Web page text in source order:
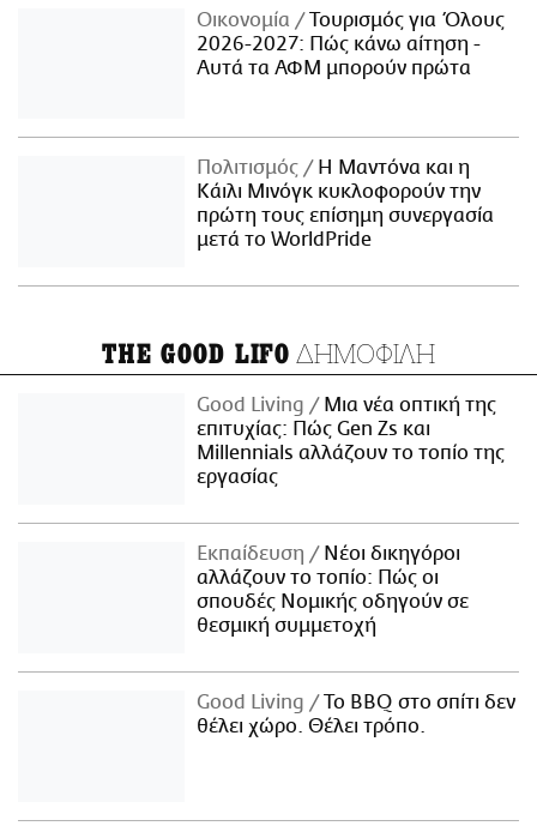
Οικονομία
Τουρισμός για Όλους
2026-2027: Πώς κάνω αίτηση -
Αυτά τα ΑΦΜ μπορούν πρώτα
Πολιτισμός
Η Μαντόνα και η
Κάιλι Μινόγκ κυκλοφορούν την
πρώτη τους επίσημη συνεργασία
μετά το WorldPride
THE GOOD LIFO ΔΗΜΟΦΙΛΗ
Good Living
Μια νέα οπτική της
επιτυχίας: Πώς Gen Zs και
Millennials αλλάζουν το τοπίο της
εργασίας
Εκπαίδευση
Νέοι δικηγόροι
αλλάζουν το τοπίο: Πώς οι
σπουδές Νομικής οδηγούν σε
θεσμική συμμετοχή
Good Living
Το BBQ στο σπίτι δεν
θέλει χώρο. Θέλει τρόπο.